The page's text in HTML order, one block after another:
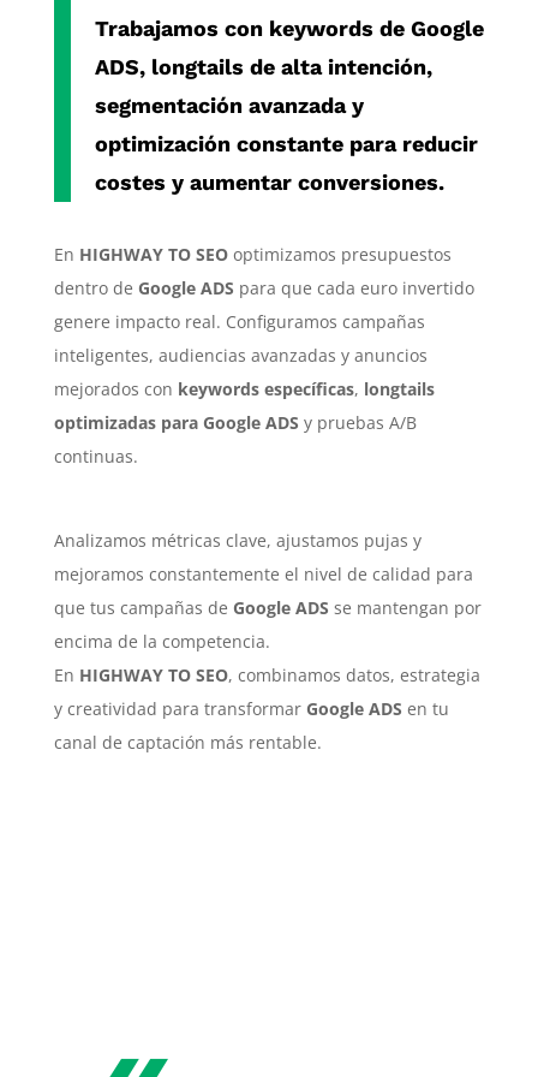
Trabajamos con keywords de Google
ADS, longtails de alta intención,
segmentación avanzada y
optimización constante para reducir
costes y aumentar conversiones.
En HIGHWAY TO SEOoptimizamos presupuestos
dentro de Google ADS para que cada euro invertido
genere impacto real. Configuramos campañas
inteligentes, audiencias avanzadas y anuncios
mejorados con keywords específicas, longtails
optimizadas para Google ADS y pruebas A/B
continuas.
Analizamos métricas clave, ajustamos pujas y
mejoramos constantemente el nivel de calidad para
que tus campañas de Google ADS se mantengan por
encima de la competencia.
En HIGHWAY TO SEO, combinamos datos, estrategia
y creatividad para transformar Google ADS en tu
canal de captación más rentable.